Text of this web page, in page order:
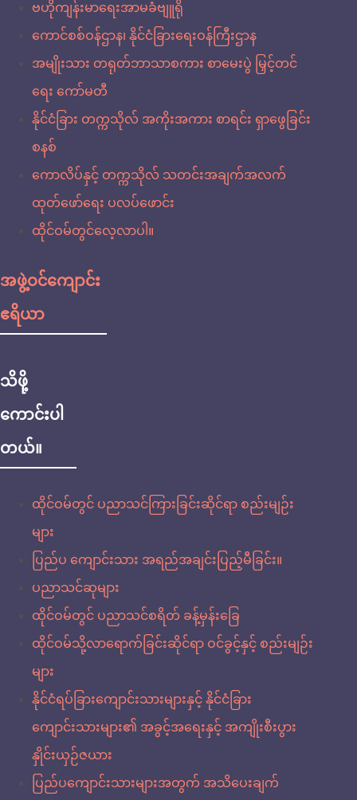
ဗဟိုကျန်းမာရေးအာမခံဗျူရို
ကောင်စစ်ဝန်ဌာန၊ နိုင်ငံခြားရေးဝန်ကြီးဌာန
အမျိုးသား တရုတ်ဘာသာစကား စာမေးပွဲ မြှင့်တင်
ရေး ကော်မတီ
နိုင်ငံခြား တက္ကသိုလ် အကိုးအကား စာရင်း ရှာဖွေခြင်း
စနစ်
ကောလိပ်နှင့် တက္ကသိုလ် သတင်းအချက်အလက်
ထုတ်ဖော်ရေး ပလပ်ဖောင်း
ထိုင်ဝမ်တွင်လေ့လာပါ။
အဖွဲ့ဝင်ကျောင်း
ဧရိယာ
သိဖို့
ကောင်းပါ
တယ်။
ထိုင်ဝမ်တွင် ပညာသင်ကြားခြင်းဆိုင်ရာ စည်းမျဉ်း
များ
ပြည်ပ ကျောင်းသား အရည်အချင်းပြည့်မီခြင်း။
ပညာသင်ဆုများ
ထိုင်ဝမ်တွင် ပညာသင်စရိတ် ခန့်မှန်းခြေ
ထိုင်ဝမ်သို့လာရောက်ခြင်းဆိုင်ရာ ဝင်ခွင့်နှင့် စည်းမျဉ်း
များ
နိုင်ငံရပ်ခြားကျောင်းသားများနှင့် နိုင်ငံခြား
ကျောင်းသားများ၏ အခွင့်အရေးနှင့် အကျိုးစီးပွား
နှိုင်းယှဉ်ဇယား
ပြည်ပကျောင်းသားများအတွက် အသိပေးချက်